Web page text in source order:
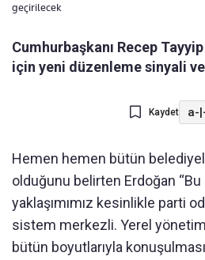
geçirilecek
Cumhurbaşkanı Recep
için yeni düzenleme sinyali
Kaydet a-|
Hemen hemen bütün
olduğunu belirten Erdoğan
yaklaşımımız kesinlikle parti
sistem merkezli. Yerel
bütün boyutlarıyla